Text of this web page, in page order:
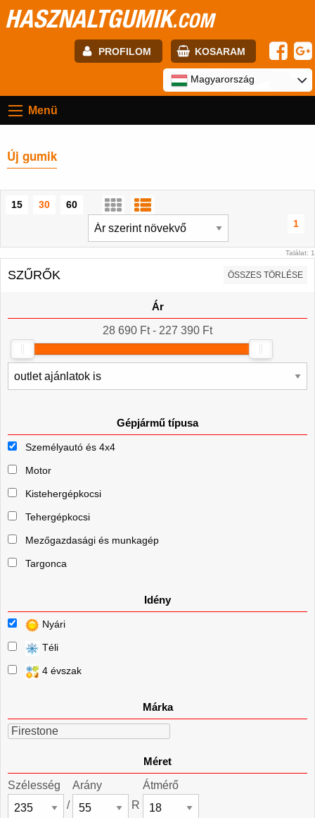
HASZNALTGUMIK.COM
PROFILOM KOSARAM
Jelszó:
Magyarország
Menü
Új gumik
15 30
60
1
Találat: 1
SZŰRŐK ÖSSZES TÖRLÉSE
Ár
28 690 Ft - 227 390 Ft
Gépjármű típusa
Személyautó és 4x4
Motor
Kistehergépkocsi
Tehergépkocsi
Mezőgazdasági és munkagép
Targonca
Idény
Nyári
Téli
4 évszak
Márka
Firestone
Méret
Szélesség
/
Arány
R
Átmérő